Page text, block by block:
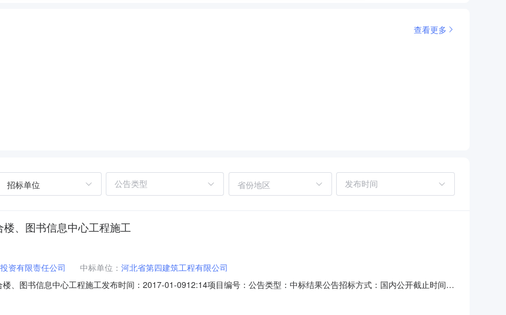
查看更多
招标单位 省份地区
、图书信息中心工程施工
资有限责任公司 中标单位： 河北省第四建筑工程有限公司
、图书信息中心工程施工发布时间：2017-01-0912:14项目编号：公告类型：中标结果公告招标方式：国内公开截止时间：
心工程施工建设单位威县弘德教育发展投资有限责任公司招标方式公开招标招标性质施工招标计划开工日期2017-02-15计划